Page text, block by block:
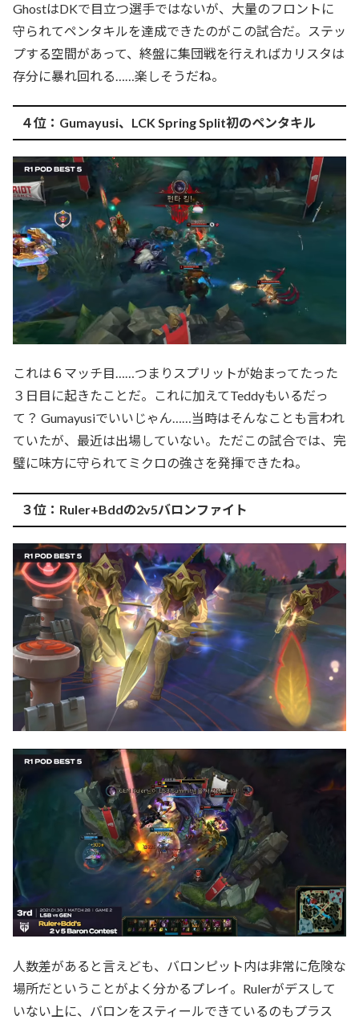
GhostはDKで目立つ選手ではないが、大量のフロントに
守られてペンタキルを達成できたのがこの試合だ。ステッ
プする空間があって、終盤に集団戦を行えればカリスタは
存分に暴れ回れる……楽しそうだね。
４位：Gumayusi、LCK Spring Split初のペンタキル
これは６マッチ目……つまりスプリットが始まってたった
３日目に起きたことだ。これに加えてTeddyもいるだっ
て？ Gumayusiでいいじゃん……当時はそんなことも言われ
ていたが、最近は出場していない。ただこの試合では、完
璧に味方に守られてミクロの強さを発揮できたね。
３位：Ruler+Bddの2v5バロンファイト
人数差があると言えども、バロンピット内は非常に危険な
場所だということがよく分かるプレイ。Rulerがデスして
いない上に、バロンをスティールできているのもプラス